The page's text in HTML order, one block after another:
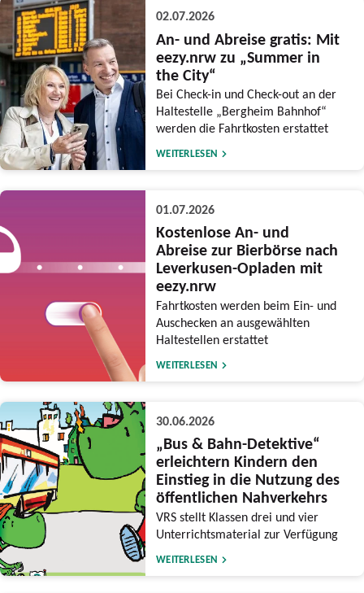
02.07.2026
An- und Abreise gratis: Mit
eezy.nrw zu „Summer in
the City“
Bei Check-in und Check-out an der
Haltestelle „Bergheim Bahnhof“
werden die Fahrtkosten erstattet
WEITERLESEN
01.07.2026
Kostenlose An- und
Abreise zur Bierbörse nach
Leverkusen-Opladen mit
eezy.nrw
Fahrtkosten werden beim Ein- und
Auschecken an ausgewählten
Haltestellen erstattet
WEITERLESEN
30.06.2026
„Bus & Bahn-Detektive“
erleichtern Kindern den
Einstieg in die Nutzung des
öffentlichen Nahverkehrs
VRS stellt Klassen drei und vier
Unterrichtsmaterial zur Verfügung
WEITERLESEN